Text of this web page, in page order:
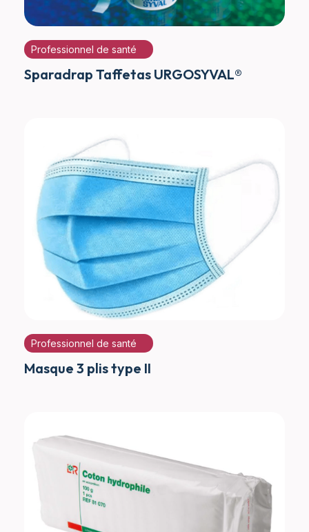
Professionnel de santé
Sparadrap Taffetas URGOSYVAL®
Professionnel de santé
Masque 3 plis type II